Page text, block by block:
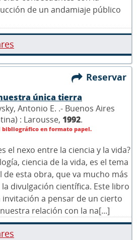
de un andamiaje público
Reservar
única tierra
Antonio E. .- Buenos Aires
: Larousse, 1992.
en formato papel.
el nexo entre la ciencia y la vida?
ciencia de la vida, es el tema
de esta obra, que va mucho más
la divulgación científica. Este libro
invitación a pensar de un cierto
relación con la na[...]